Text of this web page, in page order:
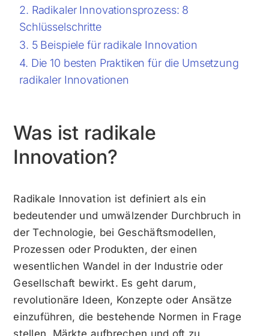
Radikaler Innovationsprozess: 8
Schlüsselschritte
5 Beispiele für radikale Innovation
Die 10 besten Praktiken für die Umsetzung
radikaler Innovationen
Was ist radikale
Innovation?
Radikale Innovation ist definiert als ein
bedeutender und umwälzender Durchbruch in
der Technologie, bei Geschäftsmodellen,
Prozessen oder Produkten, der einen
wesentlichen Wandel in der Industrie oder
Gesellschaft bewirkt. Es geht darum,
revolutionäre Ideen, Konzepte oder Ansätze
einzuführen, die bestehende Normen in Frage